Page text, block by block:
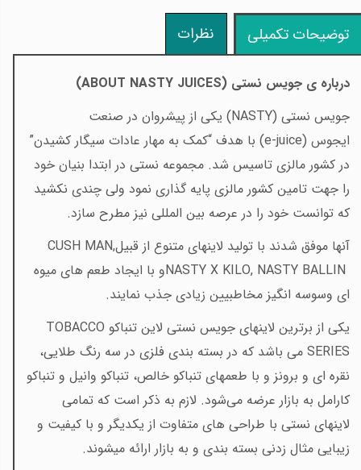
توضیحات تکمیلی نظرات
درباره ی جویس نستی (ABOUT NASTY JUICES
)
جویس نستی(NASTY) یکی از پیشروان در صنعت
ایجوس(e-juice) با هدف “کمک به مهار عادات سیگار کشیدن”
در کشور مالزی تاسیس شد. مجموعه نستی در ابتدا بنیان خود
را جهت تامین کشور مالزی پایه گذاری نمود ولی چندی نکشید
که توانست خود را در عرصه بین المللی نیز مطرح سازد.
آنها موفق شدند با تولید لاینهای متنوع از قبیلCUSH MAN,
NASTY X KILO, NASTY BALLINو با ایجاد طعم های میوه
ای وسوسه انگیز مخاطبیین زیادی جذب نمایند.
یکی از برترین لاینهای جویس نستی لاین تنباکو TOBACCO
SERIESمی باشد که در بسته بندی فلزی در سه رنگ طلایی،
نقره ای و برونز و با طعمهای تنباکو خالص، تنباکو وانیل و تنباکو
کارامل به بازار عرضه می‌شود. لازم به ذکر است که تمامی
لاینهای نستی با طراحی های متفاوت از یکدیگر و با کیفیت و
زیبایی مثال زدنی بسته بندی و به بازار ارائه میشوند.